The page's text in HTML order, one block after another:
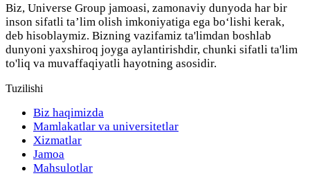
Biz, Universe Group jamoasi, zamonaviy dunyoda har bir
inson sifatli ta’lim olish imkoniyatiga ega bo‘lishi kerak,
deb hisoblaymiz. Bizning vazifamiz ta'limdan boshlab
dunyoni yaxshiroq joyga aylantirishdir, chunki sifatli ta'lim
to'liq va muvaffaqiyatli hayotning asosidir.
Tuzilishi
Biz haqimizda
Mamlakatlar va universitetlar
Xizmatlar
Jamoa
Mahsulotlar